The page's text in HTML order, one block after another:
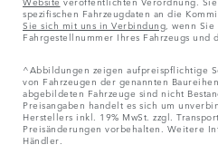
spezifischen Fahrzeugdaten an die
Sie sich mit uns in Verbindung , wenn
Fahrgestellnummer Ihres Fahrzeugs und
^Abbildungen zeigen aufpreispflichtige
von Fahrzeugen der genannten
abgebildeten Fahrzeuge sind nicht
Preisangaben handelt es sich um
Herstellers inkl. 19% MwSt. zzgl.
Preisänderungen vorbehalten. Weitere
Händler.